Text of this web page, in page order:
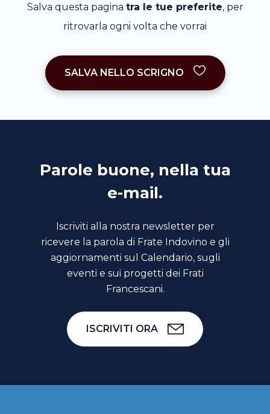
Salva questa pagina tra le tue preferite, per
ritrovarla ogni volta che vorrai
SALVA NELLO SCRIGNO
Parole buone, nella tua
e-mail.
Iscriviti alla nostra newsletter per
ricevere la parola di Frate Indovino e gli
aggiornamenti sul Calendario, sugli
eventi e sui progetti dei Frati
Francescani.
ISCRIVITI ORA